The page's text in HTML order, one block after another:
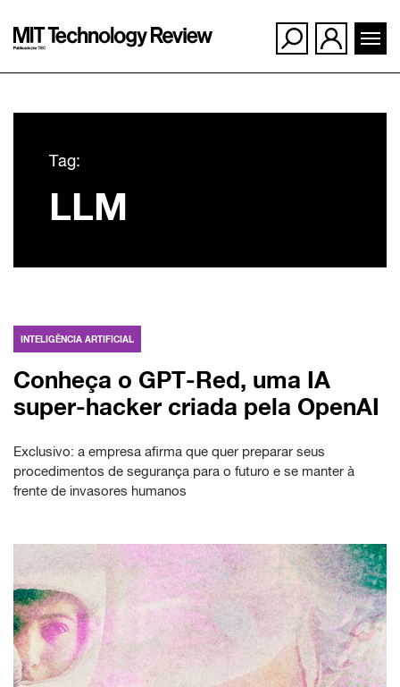
conteúdo
Tag:
LLM
INTELIGÊNCIA ARTIFICIAL
Conheça o GPT-Red, uma IA
super-hacker criada pela OpenAI
Exclusivo: a empresa afirma que quer preparar seus
procedimentos de segurança para o futuro e se manter à
frente de invasores humanos